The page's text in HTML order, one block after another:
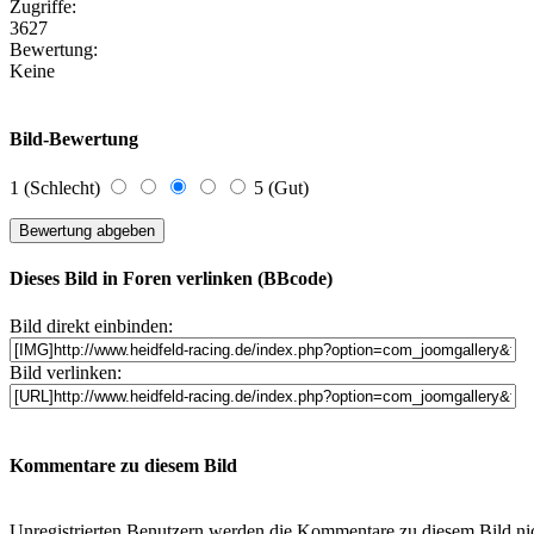
Zugriffe:
3627
Bewertung:
Keine
Bild-Bewertung
1 (Schlecht) 5 (Gut)
Dieses Bild in Foren verlinken (BBcode)
Bild direkt einbinden:
Bild verlinken:
Kommentare zu diesem Bild